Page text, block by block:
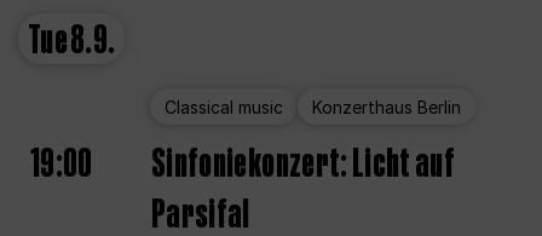
Tue8.9.
Classical music Konzerthaus Berlin
19:00
Sinfoniekonzert: Licht auf
Parsifal